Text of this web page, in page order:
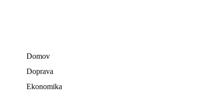
Domov
Doprava
Ekonomika